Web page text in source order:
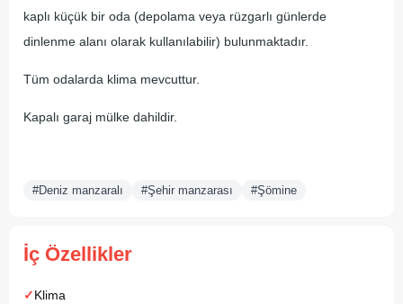
kaplı küçük bir oda (depolama veya rüzgarlı günlerde
dinlenme alanı olarak kullanılabilir) bulunmaktadır.
Tüm odalarda klima mevcuttur.
Kapalı garaj mülke dahildir.
#Deniz manzaralı #Şehir manzarası #Şömine
İç Özellikler
Klima